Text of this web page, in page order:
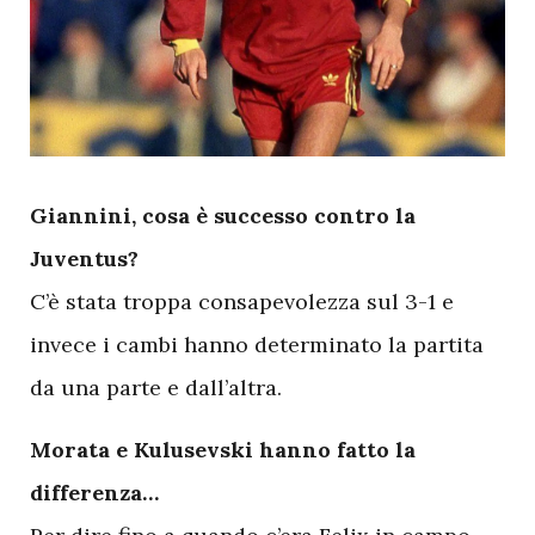
Giannini, cosa è successo contro la
Juventus?
C’è stata troppa consapevolezza sul 3-1 e
invece i cambi hanno determinato la partita
da una parte e dall’altra.
Morata e Kulusevski hanno fatto la
differenza…